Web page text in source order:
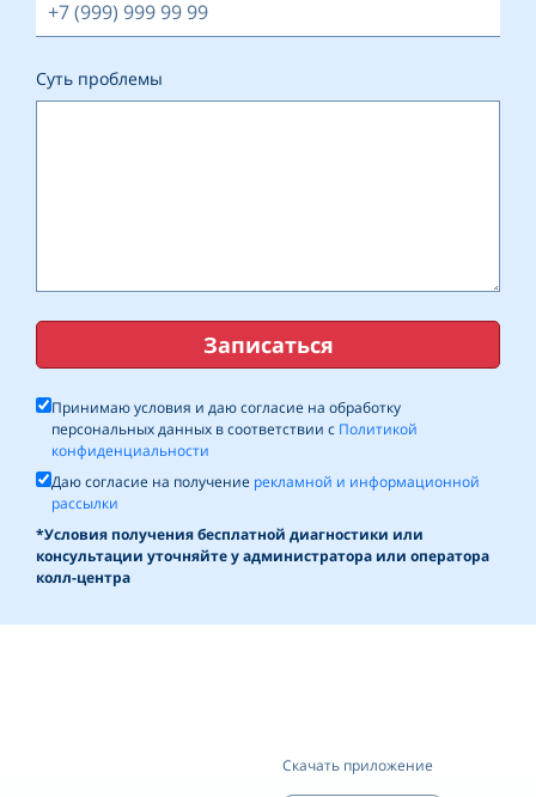
Суть проблемы
Записаться
Принимаю условия и даю согласие на обработку
персональных данных в соответствии с Политикой
конфиденциальности
Даю согласие на получение рекламной и информационной
рассылки
*Условия получения бесплатной диагностики или
консультации уточняйте у администратора или оператора
колл-центра
Скачать приложение